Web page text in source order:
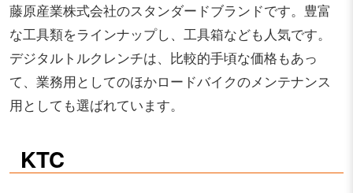
藤原産業株式会社のスタンダードブランドです。豊富
な工具類をラインナップし、工具箱なども人気です。
デジタルトルクレンチは、比較的手頃な価格もあっ
て、業務用としてのほかロードバイクのメンテナンス
用としても選ばれています。
KTC